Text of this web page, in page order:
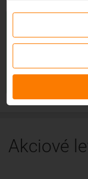
letenky do 3 dní
zakúpení služby
dispozíciikredit vo
môžete zakúpiť
Akciové